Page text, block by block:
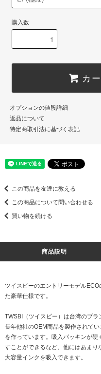
購入数
カ
オプションの値段詳細
返品について
特定商取引法に基づく表記
この商品を友達に教える
この商品について問い合わせる
買い物を続ける
商品説明
ツイスビーのエントリーモデル
た豪華仕様です。
TWSBI（ツイスビー）は台湾のブラ
長年他社のOEM商品を製作されて
を作っています。吸入パッキンが
すことができるなど、他にはあま
大容量インクを吸入できます。